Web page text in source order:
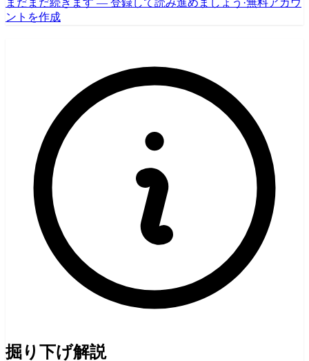
まだまだ続きます — 登録して読み進めましょう ·無料アカウ
ントを作成
掘り下げ解説